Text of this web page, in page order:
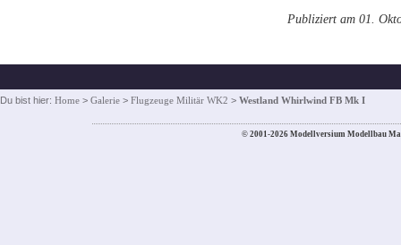
Publiziert am 01.
Du bist hier: Home > Galerie > Flugzeuge Militär WK2 > Westland Whirlwind FB Mk I
© 2001-2026 Modellversium Modellbau